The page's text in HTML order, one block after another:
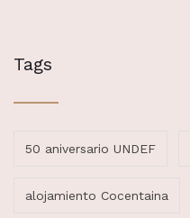
Tags
50 aniversario UNDEF
alojamiento Cocentaina